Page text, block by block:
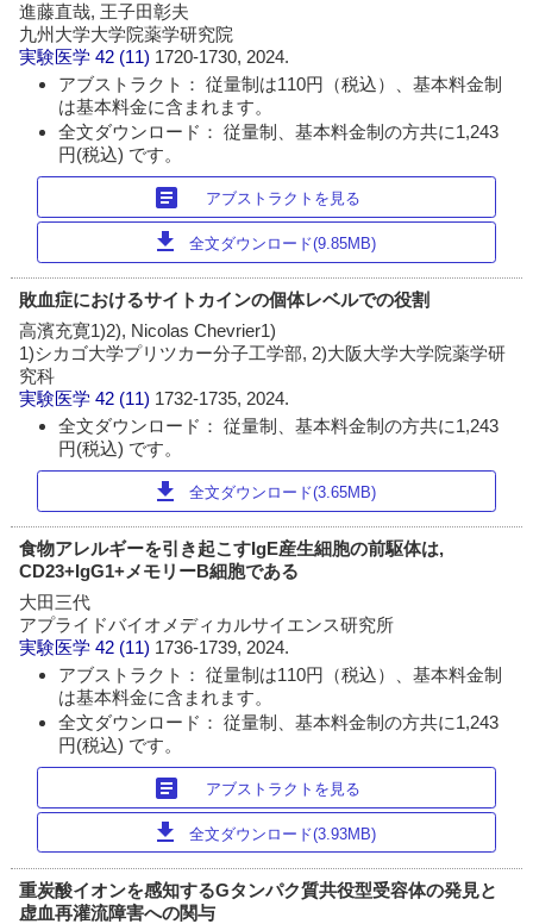
進藤直哉, 王子田彰夫
九州大学大学院薬学研究院
実験医学 42 (11) 1720-1730, 2024.
アブストラクト： 従量制は110円（税込）、基本料金制
は基本料金に含まれます。
全文ダウンロード： 従量制、基本料金制の方共に1,243
円(税込) です。
article アブストラクトを見る
download 全文ダウンロード(9.85MB)
敗血症におけるサイトカインの個体レベルでの役割
高濱充寛1)2), Nicolas Chevrier1)
1)シカゴ大学プリツカー分子工学部, 2)大阪大学大学院薬学研
究科
実験医学 42 (11) 1732-1735, 2024.
全文ダウンロード： 従量制、基本料金制の方共に1,243
円(税込) です。
download 全文ダウンロード(3.65MB)
食物アレルギーを引き起こすIgE産生細胞の前駆体は,
CD23+IgG1+メモリーB細胞である
大田三代
アプライドバイオメディカルサイエンス研究所
実験医学 42 (11) 1736-1739, 2024.
アブストラクト： 従量制は110円（税込）、基本料金制
は基本料金に含まれます。
全文ダウンロード： 従量制、基本料金制の方共に1,243
円(税込) です。
article アブストラクトを見る
download 全文ダウンロード(3.93MB)
重炭酸イオンを感知するGタンパク質共役型受容体の発見と
虚血再灌流障害への関与